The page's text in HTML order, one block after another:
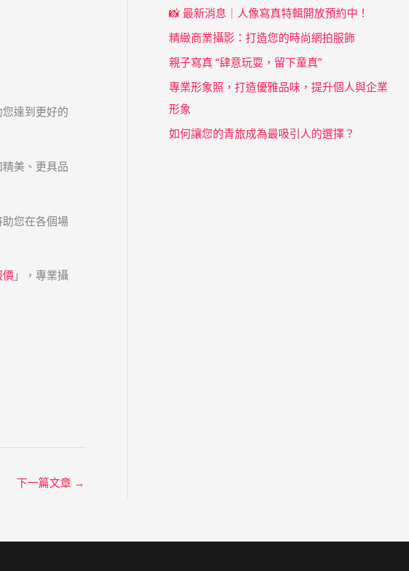
達到更好的
美、更具品
您在各個場
價」，專業攝
下一篇文章 →
📸 最新消息｜人像寫真特輯開放預約中！
精緻商業攝影：打造您的時尚網拍服飾
親子寫真 “肆意玩耍，留下童真”
專業形象照，打造優雅品味，提升個人與企業
形象
如何讓您的青旅成為最吸引人的選擇？